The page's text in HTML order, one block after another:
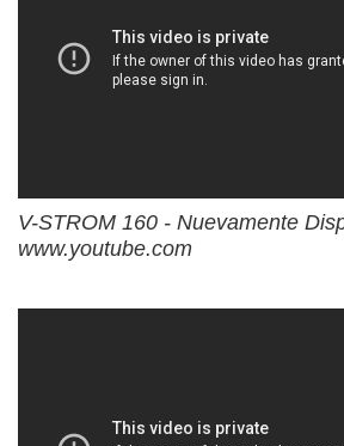
V-STROM 160 - Nuevamente
www.youtube.com